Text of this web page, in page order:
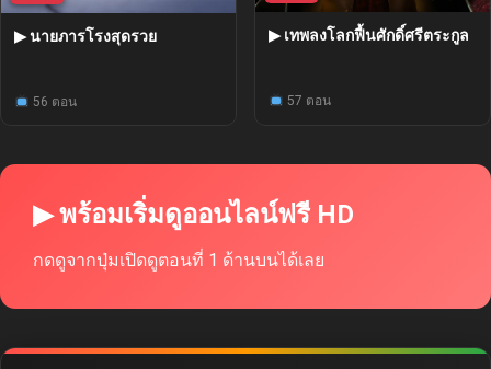
▶ นายภารโรงสุดรวย
56 ตอน
▶ เทพลงโลกฟื้นศักดิ์ศรีตระกูล
57 ตอน
▶ พร้อมเริ่มดูออนไลน์ฟรี HD
กดดูจากปุ่มเปิดดูตอนที่ 1 ด้านบนได้เลย